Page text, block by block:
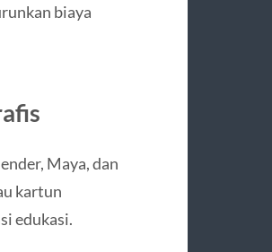
biaya
Maya, dan
kartun
edukasi.